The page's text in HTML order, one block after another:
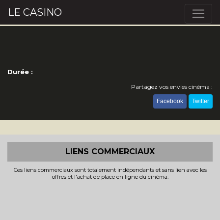
LE CASINO
Durée :
Partagez vos envies cinéma :
Facebook Twitter
LIENS COMMERCIAUX
Ces liens commerciaux sont totalement indépendants et sans lien avec les
offres et l'achat de place en ligne du cinéma.